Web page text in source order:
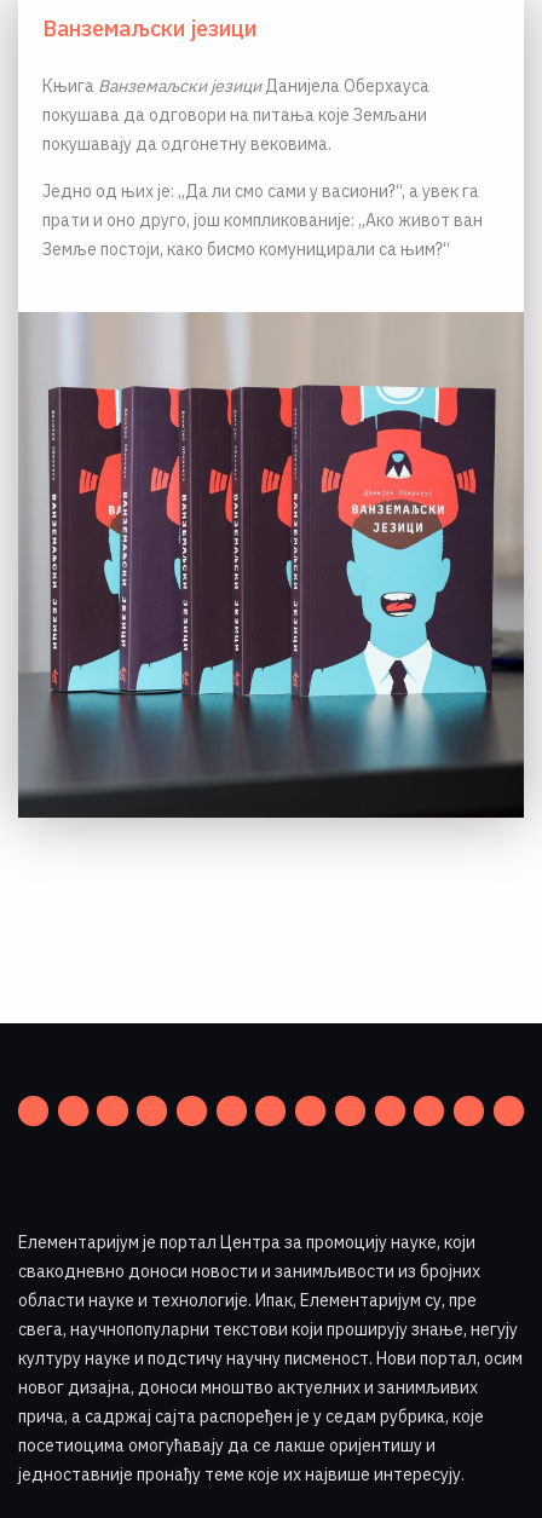
Ванземаљски језици
Књига Ванземаљски језициДанијела Оберхауса
покушава да одговори на питања које Земљани
покушавају да одгонетну вековима.
Једно од њих је: „Да ли смо сами у васиони?“, а увек га
прати и оно друго, још компликованије: „Ако живот ван
Земље постоји, како бисмо комуницирали са њим?“
Елементаријум је портал Центра за промоцију науке, који
свакодневно доноси новости и занимљивости из бројних
области науке и технологије. Ипак, Елементаријум су, пре
свега, научнопопуларни текстови који проширују знање, негују
културу науке и подстичу научну писменост. Нови портал, осим
новог дизајна, доноси мноштво актуелних и занимљивих
прича, а садржај сајта распоређен је у седам рубрика, које
посетиоцима омогућавају да се лакше оријентишу и
једноставније пронађу теме које их највише интересују.